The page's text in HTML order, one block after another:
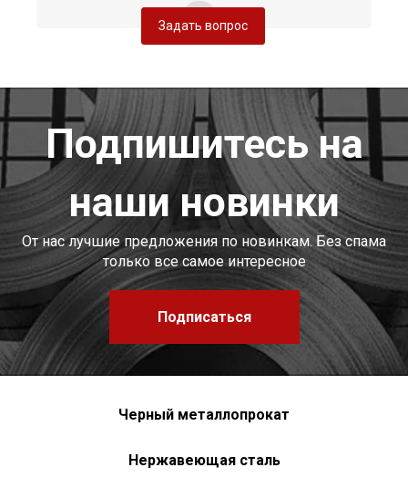
Задать вопрос
Подпишитесь на
наши новинки
От нас лучшие предложения по новинкам. Без спама
только все самое интересное
Подписаться
Черный металлопрокат
Нержавеющая сталь